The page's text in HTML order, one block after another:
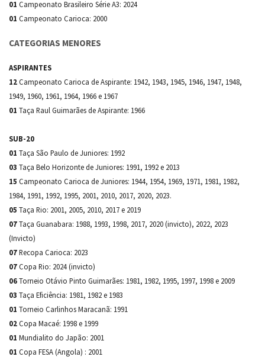
01 Campeonato Brasileiro Série A3: 2024
01 Campeonato Carioca: 2000
CATEGORIAS MENORES
ASPIRANTES
12Campeonato Carioca de Aspirante: 1942, 1943, 1945, 1946, 1947, 1948,
1949, 1960, 1961, 1964, 1966 e 1967
01 Taça Raul Guimarães de Aspirante: 1966
SUB-20
01 Taça São Paulo de Juniores: 1992
03 Taça Belo Horizonte de Juniores: 1991, 1992 e 2013
15 Campeonato Carioca de Juniores: 1944, 1954, 1969, 1971, 1981, 1982,
1984, 1991, 1992, 1995, 2001, 2010, 2017, 2020, 2023.
05 Taça Rio: 2001, 2005, 2010, 2017 e 2019
07Taça Guanabara: 1988, 1993, 1998, 2017, 2020 (invicto), 2022, 2023
(Invicto)
07Recopa Carioca: 2023
07Copa Rio: 2024 (invicto)
06Torneio Otávio Pinto Guimarães: 1981, 1982, 1995, 1997, 1998 e 2009
03 Taça Eficiência: 1981, 1982 e 1983
01 Torneio Carlinhos Maracanã: 1991
02Copa Macaé: 1998 e 1999
01 Mundialito do Japão: 2001
01 Copa FESA (Angola) : 2001